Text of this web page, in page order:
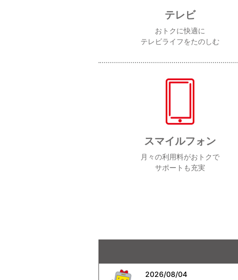
テレビ
おトクに快適に
テレビライフをたのしむ
スマイルフォン
月々の利用料がおトクで
サポートも充実
2026/08/04